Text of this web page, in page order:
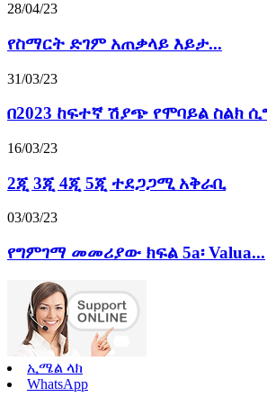
28/04/23
የስማርት ድገም አጠቃላይ እይታ...
31/03/23
በ2023 ከፍተኛ ሽያጭ የሞባይል ስልክ
16/03/23
2ጂ 3ጂ 4ጂ 5ጂ ተደጋጋሚ አቅራቢ
03/03/23
የግምገማ መመሪያው ክፍል 5a፡ Valua...
ኢሜል ላክ
WhatsApp